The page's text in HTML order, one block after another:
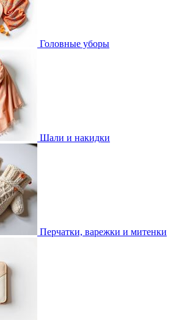
Головные уборы
Шали и накидки
Перчатки, варежки и митенки